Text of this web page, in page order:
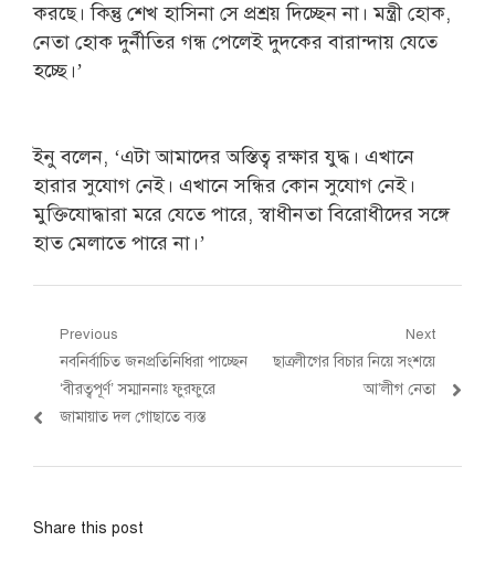
করছে। কিন্তু শেখ হাসিনা সে প্রশ্রয় দিচ্ছেন না। মন্ত্রী হোক,
নেতা হোক দুর্নীতির গন্ধ পেলেই দুদকের বারান্দায় যেতে
হচ্ছে।’
ইনু বলেন, ‘এটা আমাদের অস্তিত্ব রক্ষার যুদ্ধ। এখানে
হারার সুযোগ নেই। এখানে সন্ধির কোন সুযোগ নেই।
মুক্তিযোদ্ধারা মরে যেতে পারে, স্বাধীনতা বিরোধীদের সঙ্গে
হাত মেলাতে পারে না।’
Post
navigation
Previous
Previous
post:
নবনির্বাচিত জনপ্রতিনিধিরা পাচ্ছেন
‘বীরত্বপূর্ণ’ সম্মাননাঃ ফুরফুরে
জামায়াত দল গোছাতে ব্যস্ত
Next
Next
ছাত্রলীগের বিচার নিয়ে সংশয়ে
আ’লীগ নেতা
Share this post